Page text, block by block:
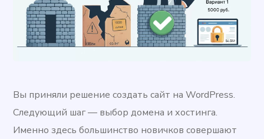
Вы приняли решение создать сайт на WordPress.
Следующий шаг — выбор домена и хостинга.
Именно здесь большинство новичков совершают